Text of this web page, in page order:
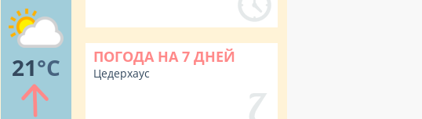
21°C ПОГОДА НА 7 ДНЕЙ
Цедерхаус